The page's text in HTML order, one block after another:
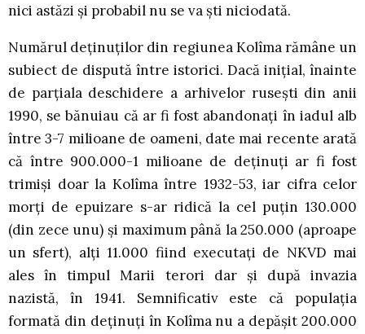
nici astăzi şi probabil nu se va şti niciodată.
Numărul deţinuţilor din regiunea Kolîma rămâne un
subiect de dispută între istorici. Dacă iniţial, înainte
de parţiala deschidere a arhivelor ruseşti din anii
1990, se bănuiau că ar fi fost abandonaţi în iadul alb
între 3-7 milioane de oameni, date mai recente arată
că între 900.000-1 milioane de deţinuţi ar fi fost
trimişi doar la Kolîma între 1932-53, iar cifra celor
morţi de epuizare s-ar ridică la cel puţin 130.000
(din zece unu) şi maximum până la 250.000 (aproape
un sfert), alţi 11.000 fiind executaţi de NKVD mai
ales în timpul Marii terori dar şi după invazia
nazistă, în 1941. Semnificativ este că populaţia
formată din deţinuţi în Kolîma nu a depăşit 200.000